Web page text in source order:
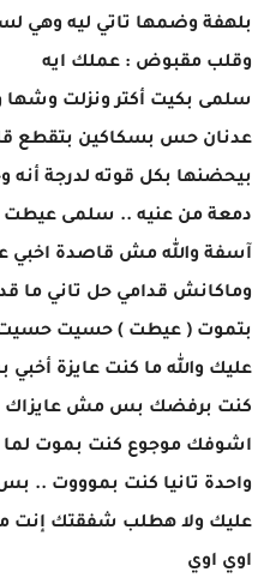
بلهفة وضمها تاتي ليه
وقلب مقبوض : عملك ايه
سلمى بكيت أكتر ونزلت
عدنان حس بسكاكين بتقطع
بيحضنها بكل قوته لدرجة
دمعة من عنيه .. سلمى عيطت
آسفة والله مش قاصدة اخبي
وماكانش قدامي حل تاني ما
بتموت ( عيطت ) حسيت حسيت
عليك والله ما كنت عايزة
كنت برفضك بس مش عايزاك
اشوفك موجوع كنت بموت لما
واحدة تانيا كنت بموووت
عليك ولا هطلب شفقتك إنت
اوي اوي